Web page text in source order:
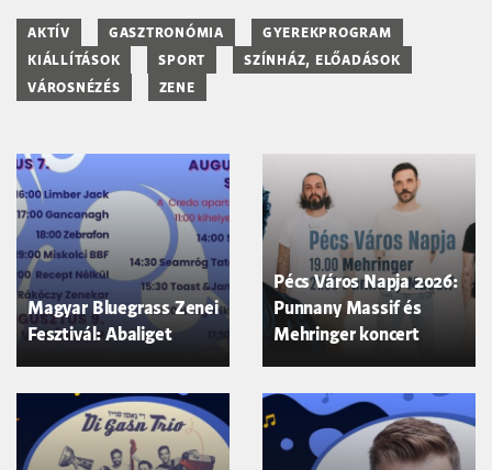
AKTÍV GASZTRONÓMIA
GYEREKPROGRAM
KIÁLLÍTÁSOK
SPORT
SZÍNHÁZ, ELŐADÁSOK
VÁROSNÉZÉS
ZENE
Magyar Bluegrass Zenei
Fesztivál: Abaliget
Pécs Város Napja 2026:
Punnany Massif és
Mehringer koncert